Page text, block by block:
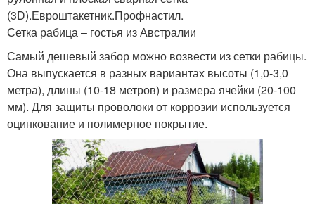
(3D).Евроштакетник.Профнастил.
Сетка рабица – гостья из Австралии
Самый дешевый забор можно возвести из сетки рабицы.
Она выпускается в разных вариантах высоты (1,0-3,0
метра), длины (10-18 метров) и размера ячейки (20-100
мм). Для защиты проволоки от коррозии используется
оцинкование и полимерное покрытие.